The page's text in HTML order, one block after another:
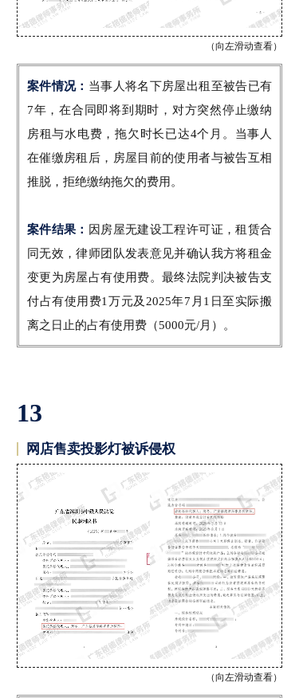
（向左滑动查看）
案件情况： 当事人将名下房屋出租至被告已有
7年，在合同即将到期时，对方突然停止缴纳
房租与水电费，拖欠时长已达4个月。当事人
在催缴房租后，房屋目前的使用者与被告互相
推脱，拒绝缴纳拖欠的费用。
案件结果： 因房屋无建设工程许可证，租赁合
同无效，律师团队发表意见并确认我方将租金
变更为房屋占有使用费。最终法院判决被告支
付占有使用费1万元及 2025年7月1日至实际搬
离之日止的占有使用费（5000元/月） 。
13
网店售卖投影灯被诉侵权
（向左滑动查看）